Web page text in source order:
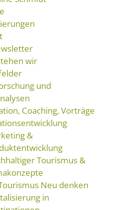
wir
und
Coaching, Vorträge
&
Tourismus &
Neu denken
in